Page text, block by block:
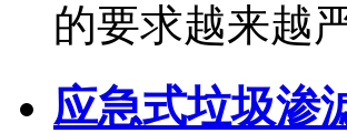
的要求越来越
应急式垃圾渗